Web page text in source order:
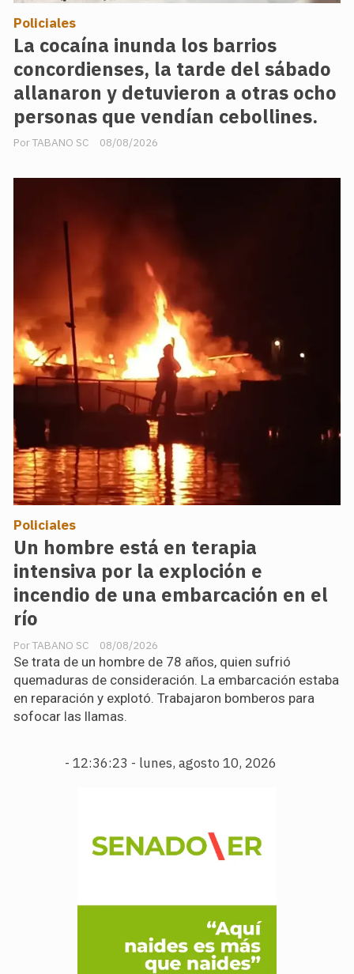
La cocaína inunda los barrios
concordienses, la tarde del sábado
allanaron y detuvieron a otras ocho
personas que vendían cebollines.
TABANO SC
Policiales
08/08/2026
Un hombre está en terapia
intensiva por la exploción e
incendio de una embarcación en el
río
TABANO SC
Policiales
08/08/2026
Se trata de un hombre de 78 años, quien sufrió
quemaduras de consideración. La embarcación estaba
en reparación y explotó. Trabajaron bomberos para
sofocar las llamas.
- 12:36:24 - lunes, agosto 10, 2026